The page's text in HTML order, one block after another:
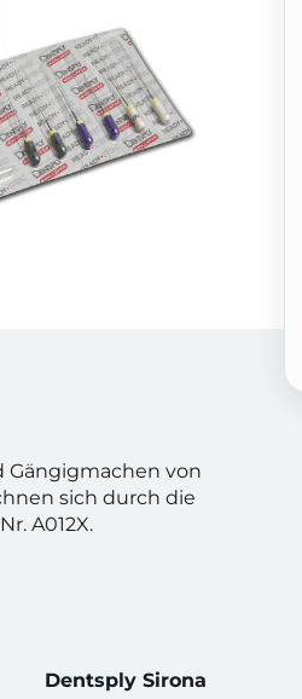
Gängigmachen von
sich durch die
A012X.
Dentsply Sirona